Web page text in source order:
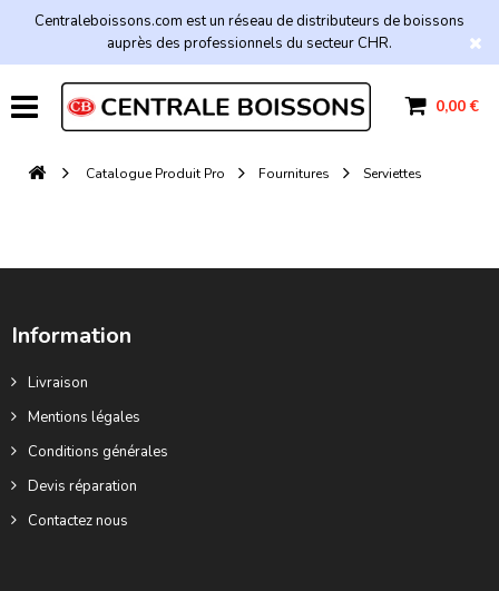
Centraleboissons.com est un réseau de distributeurs de boissons
auprès des professionnels du secteur CHR.
0,00 €
Catalogue Produit Pro Fournitures Serviettes
Information
Livraison
Mentions légales
Conditions générales
Devis réparation
Contactez nous